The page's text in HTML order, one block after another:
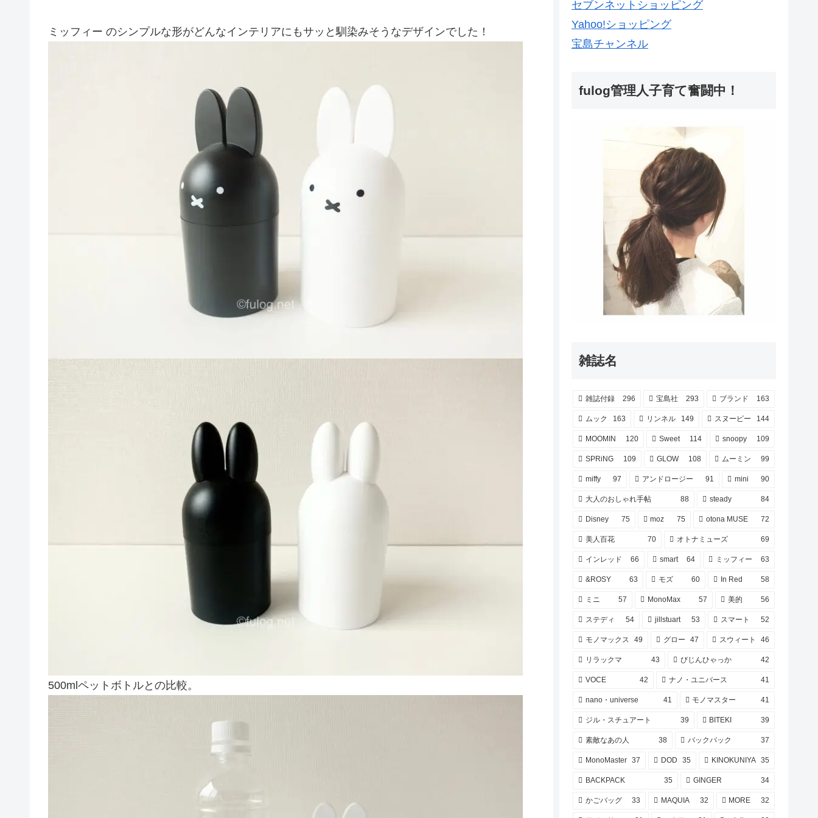
ミッフィー のシンプルな形がどんなインテリアにもサッと馴染みそうなデザインでした！
500mlペットボトルとの比較。
セブンネットショッピング
Yahoo!ショッピング
宝島チャンネル
fulog管理人子育て奮闘中！
雑誌名
雑誌付録 296 宝島社 293 ブランド 163
ムック 163 リンネル 149 スヌーピー 144
MOOMIN 120 Sweet 114 snoopy 109
SPRiNG 109 GLOW 108 ムーミン 99
miffy 97 アンドロージー 91 mini 90
大人のおしゃれ手帖 88 steady 84
Disney 75 moz 75 otona MUSE 72
美人百花 70 オトナミューズ 69
インレッド 66 smart 64 ミッフィー 63
&ROSY 63 モズ 60 In Red 58
ミニ 57 MonoMax 57 美的 56
ステディ 54 jillstuart 53 スマート 52
モノマックス 49 グロー 47 スウィート 46
リラックマ 43 びじんひゃっか 42
VOCE 42 ナノ・ユニバース 41
nano・universe 41 モノマスター 41
ジル・スチュアート 39 BITEKI 39
素敵なあの人 38 バックパック 37
MonoMaster 37 DOD 35 KINOKUNIYA 35
BACKPACK 35 GINGER 34
かごバッグ 33 MAQUIA 32 MORE 32